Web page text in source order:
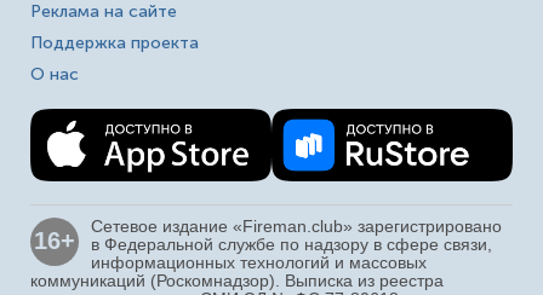
Реклама на сайте
Поддержка проекта
О нас
16+
Сетевое издание «Fireman.club» зарегистрировано
в Федеральной службе по надзору в сфере связи,
информационных технологий и массовых
коммуникаций (Роскомнадзор). Выписка из реестра